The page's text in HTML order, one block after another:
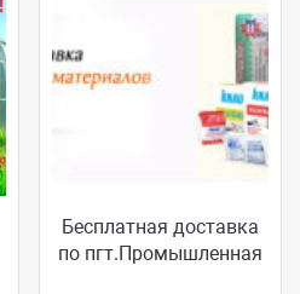
Бесплатная доставка
по пгт.Промышленная